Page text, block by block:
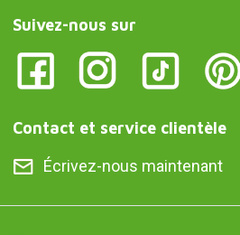
Suivez-nous sur
Contact et service clientèle
Écrivez-nous maintenant